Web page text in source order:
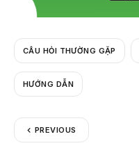
CÂU HỎI THƯỜNG GẶP
HƯỚNG DẪN
PREVIOUS